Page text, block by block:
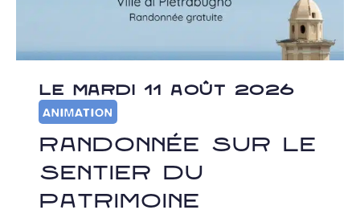
LE MARDI 11 AOÛT 2026
ANIMATION
Randonnée sur le
sentier du
Patrimoine